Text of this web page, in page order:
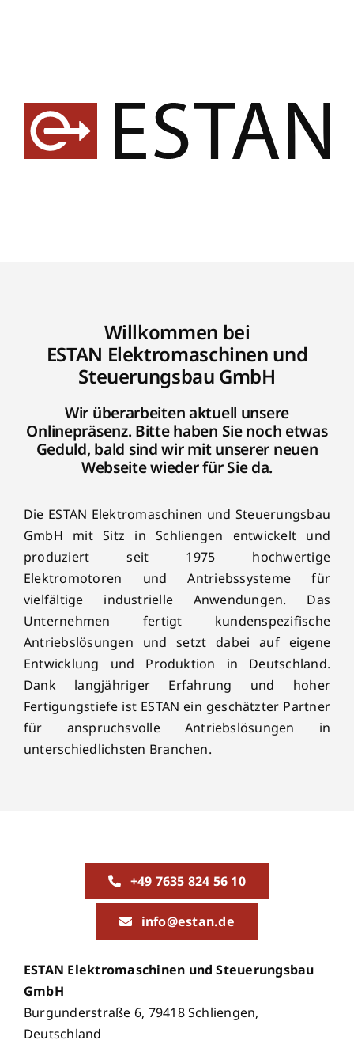
Willkommen bei
ESTAN Elektromaschinen und
Steuerungsbau GmbH
Wir überarbeiten aktuell unsere
Onlinepräsenz. Bitte haben Sie noch etwas
Geduld, bald sind wir mit unserer neuen
Webseite wieder für Sie da.
Die ESTAN Elektromaschinen und Steuerungsbau
GmbH mit Sitz in Schliengen entwickelt und
produziert seit 1975 hochwertige
Elektromotoren und Antriebssysteme für
vielfältige industrielle Anwendungen. Das
Unternehmen fertigt kundenspezifische
Antriebslösungen und setzt dabei auf eigene
Entwicklung und Produktion in Deutschland.
Dank langjähriger Erfahrung und hoher
Fertigungstiefe ist ESTAN ein geschätzter Partner
für anspruchsvolle Antriebslösungen in
unterschiedlichsten Branchen.
+49 7635 824 56 10
info@estan.de
ESTAN Elektromaschinen und Steuerungsbau
GmbH
Burgunderstraße 6, 79418 Schliengen,
Deutschland